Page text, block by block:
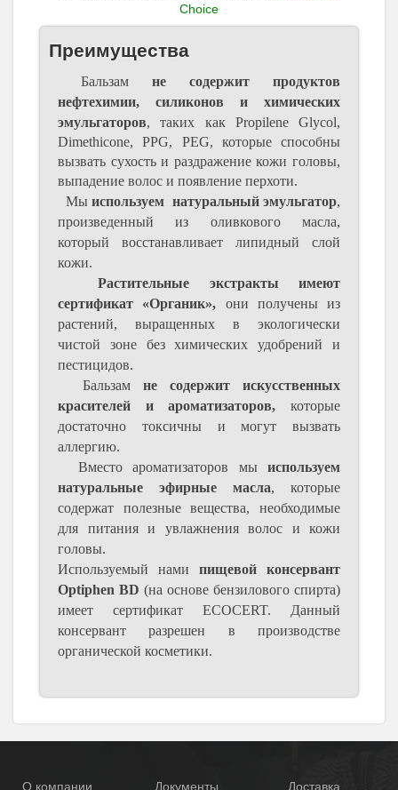
Choice
Преимущества
Бальзам
не содержит продуктов
нефтехимии, силиконов и химических
эмульгаторов, таких как Propilene Glycol,
Dimethicone, PPG, PEG, которые способны
вызвать сухость и раздражение кожи головы,
выпадение волос и появление перхоти.
Мы используем натуральный эмульгатор,
произведенный из оливкового масла,
который восстанавливает липидный слой
кожи.
Растительные экстракты имеют
сертификат «Органик», они получены из
растений, выращенных в экологически
чистой зоне без химических удобрений и
пестицидов.
Бальзам не содержит искусственных
красителей и ароматизаторов, которые
достаточно токсичны и могут вызвать
аллергию.
Вместо ароматизаторов мы используем
натуральные эфирные масла, которые
содержат полезные вещества, необходимые
для питания и увлажнения волос и кожи
головы.
Используемый нами пищевой консервант
Optiphen BD (на основе бензилового спирта)
имеет сертификат ЕСОСЕRT. Данный
консервант разрешен в производстве
органической косметики.
О компании Документы Доставка